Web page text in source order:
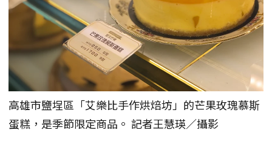
高雄市鹽埕區「艾樂比手作烘焙坊」的芒果玫瑰慕斯
蛋糕，是季節限定商品。 記者王慧瑛／攝影